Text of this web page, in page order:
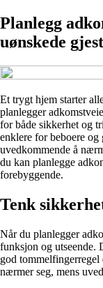
Planlegg
uønskede
Et trygt hjem starter
planlegger
for både sikkerhet og
enklere for beboere og
uvedkommende å
du kan planlegge
forebyggende.
Tenk
Når du planlegger
funksjon og utseende.
god tommelfingerregel
nærmer seg, mens